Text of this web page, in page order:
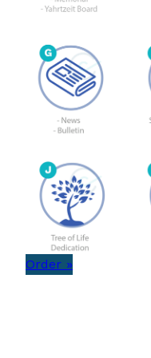
Order »